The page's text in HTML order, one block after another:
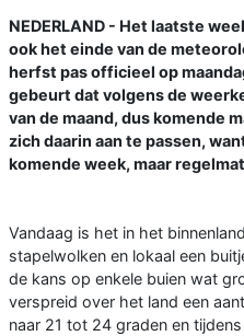
NEDERLAND - Het laatste
ook het einde van de
herfst pas officieel op
gebeurt dat volgens de
van de maand, dus komende
zich daarin aan te passen,
komende week, maar
Vandaag is het in het
stapelwolken en lokaal een
de kans op enkele buien wat
verspreid over het land een
naar 21 tot 24 graden en